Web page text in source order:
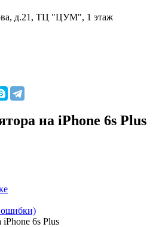
д.21, ТЦ "ЦУМ", 1 этаж
на iPhone 6s Plus
ошибки)
iPhone 6s Plus